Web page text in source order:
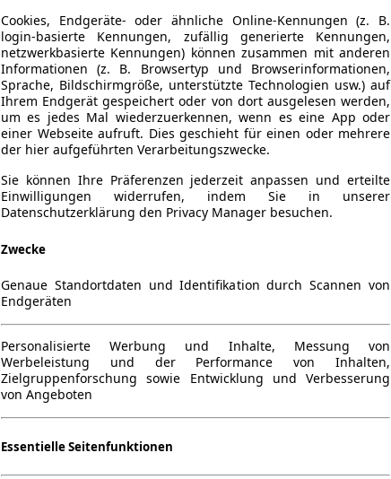
Cookies, Endgeräte- oder ähnliche Online-Kennungen (z. B.
login-basierte Kennungen, zufällig generierte Kennungen,
netzwerkbasierte Kennungen) können zusammen mit anderen
Informationen (z. B. Browsertyp und Browserinformationen,
Sprache, Bildschirmgröße, unterstützte Technologien usw.) auf
Ihrem Endgerät gespeichert oder von dort ausgelesen werden,
um es jedes Mal wiederzuerkennen, wenn es eine App oder
einer Webseite aufruft. Dies geschieht für einen oder mehrere
der hier aufgeführten Verarbeitungszwecke.
Sie können Ihre Präferenzen jederzeit anpassen und erteilte
Einwilligungen widerrufen, indem Sie in unserer
Datenschutzerklärung den Privacy Manager besuchen.
Zwecke
Genaue Standortdaten und Identifikation durch Scannen von
Endgeräten
Personalisierte Werbung und Inhalte, Messung von
Werbeleistung und der Performance von Inhalten,
Zielgruppenforschung sowie Entwicklung und Verbesserung
von Angeboten
Essentielle Seitenfunktionen